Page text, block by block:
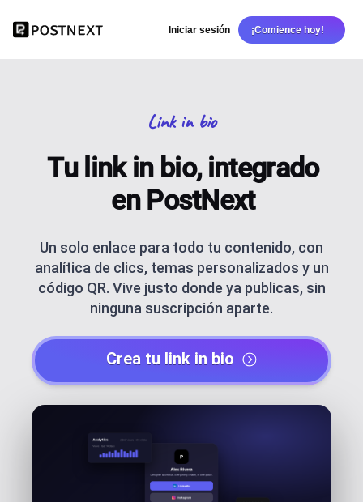
Iniciar sesión ¡Comience hoy!
Link in bio
Tu link in bio, integrado
en PostNext
Un solo enlace para todo tu contenido, con
analítica de clics, temas personalizados y un
código QR. Vive justo donde ya publicas, sin
ninguna suscripción aparte.
Crea tu link in bio